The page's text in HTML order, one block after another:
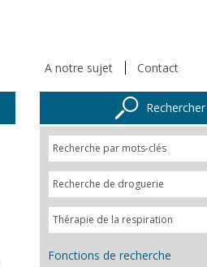
A notre sujet Contact
Rechercher
Fonctions de recherche